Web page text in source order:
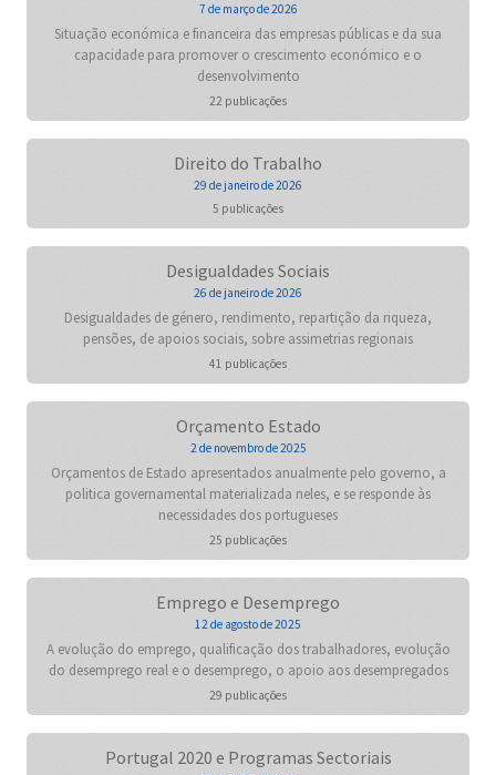
7 de março de 2026
Situação económica e financeira das empresas públicas e da sua
capacidade para promover o crescimento económico e o
desenvolvimento
22 publicações
Direito do Trabalho
29 de janeiro de 2026
5 publicações
Desigualdades Sociais
26 de janeiro de 2026
Desigualdades de género, rendimento, repartição da riqueza,
pensões, de apoios sociais, sobre assimetrias regionais
41 publicações
Orçamento Estado
2 de novembro de 2025
Orçamentos de Estado apresentados anualmente pelo governo, a
politica governamental materializada neles, e se responde às
necessidades dos portugueses
25 publicações
Emprego e Desemprego
12 de agosto de 2025
A evolução do emprego, qualificação dos trabalhadores, evolução
do desemprego real e o desemprego, o apoio aos desempregados
29 publicações
Portugal 2020 e Programas Sectoriais